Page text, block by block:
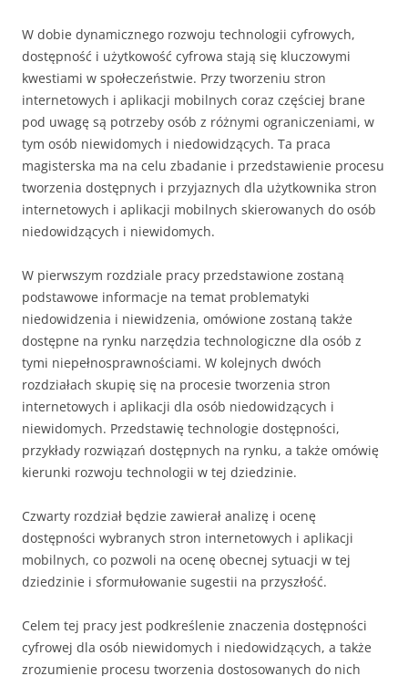
W dobie dynamicznego rozwoju technologii cyfrowych,
dostępność i użytkowość cyfrowa stają się kluczowymi
kwestiami w społeczeństwie. Przy tworzeniu stron
internetowych i aplikacji mobilnych coraz częściej brane
pod uwagę są potrzeby osób z różnymi ograniczeniami, w
tym osób niewidomych i niedowidzących. Ta praca
magisterska ma na celu zbadanie i przedstawienie procesu
tworzenia dostępnych i przyjaznych dla użytkownika stron
internetowych i aplikacji mobilnych skierowanych do osób
niedowidzących i niewidomych.
W pierwszym rozdziale pracy przedstawione zostaną
podstawowe informacje na temat problematyki
niedowidzenia i niewidzenia, omówione zostaną także
dostępne na rynku narzędzia technologiczne dla osób z
tymi niepełnosprawnościami. W kolejnych dwóch
rozdziałach skupię się na procesie tworzenia stron
internetowych i aplikacji dla osób niedowidzących i
niewidomych. Przedstawię technologie dostępności,
przykłady rozwiązań dostępnych na rynku, a także omówię
kierunki rozwoju technologii w tej dziedzinie.
Czwarty rozdział będzie zawierał analizę i ocenę
dostępności wybranych stron internetowych i aplikacji
mobilnych, co pozwoli na ocenę obecnej sytuacji w tej
dziedzinie i sformułowanie sugestii na przyszłość.
Celem tej pracy jest podkreślenie znaczenia dostępności
cyfrowej dla osób niewidomych i niedowidzących, a także
zrozumienie procesu tworzenia dostosowanych do nich